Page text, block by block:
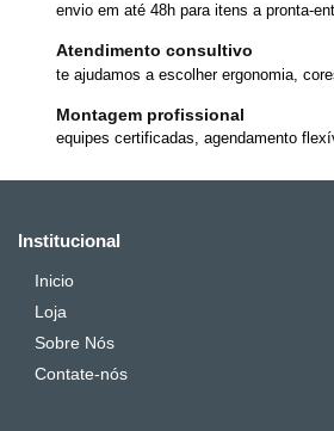
envio em até 48h para itens a pronta-
Atendimento consultivo
te ajudamos a escolher ergonomia,
Montagem profissional
equipes certificadas, agendamento
Institucional
Inicio
Loja
Sobre Nós
Contate-nós